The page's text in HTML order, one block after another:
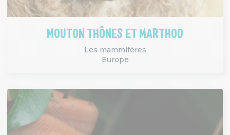
MOUTON THÔNES ET MARTHOD
Les mammifères
Europe